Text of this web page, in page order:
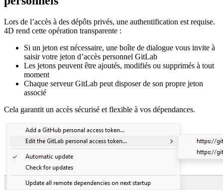
Lors de l’accès à des dépôts privés, une authentification est requise.
4D rend cette opération transparente :
Si un jeton est nécessaire, une boîte de dialogue vous invite à
saisir votre jeton d’accès personnel GitLab
Les jetons peuvent être ajoutés, modifiés ou supprimés à tout
moment
Chaque serveur GitLab peut disposer de son propre jeton
associé
Cela garantit un accès sécurisé et flexible à vos dépendances.